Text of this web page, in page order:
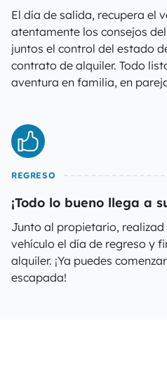
El día de salida, recupera el
atentamente los consejos
juntos el control del estado
contrato de alquiler. Todo
aventura en familia, en
REGRESO
¡Todo lo bueno llega a
Junto al propietario,
vehículo el día de regreso y
alquiler. ¡Ya puedes
escapada!